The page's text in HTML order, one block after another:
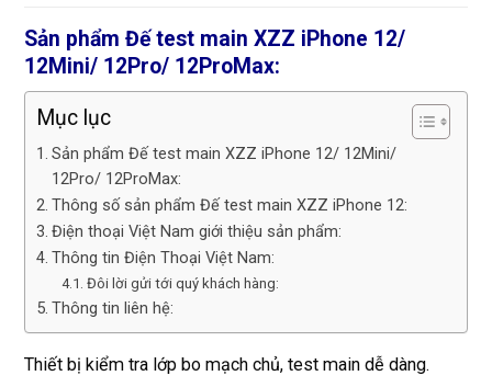
Sản phẩm Đế test main XZZ iPhone 12/
12Mini/ 12Pro/ 12ProMax:
Mục lục
Sản phẩm Đế test main XZZ iPhone 12/ 12Mini/
12Pro/ 12ProMax:
Thông số sản phẩm Đế test main XZZ iPhone 12:
Điện thoại Việt Nam giới thiệu sản phẩm:
Thông tin Điện Thoại Việt Nam:
Đôi lời gửi tới quý khách hàng:
Thông tin liên hệ:
Thiết bị kiểm tra lớp bo mạch chủ, test main dễ dàng.